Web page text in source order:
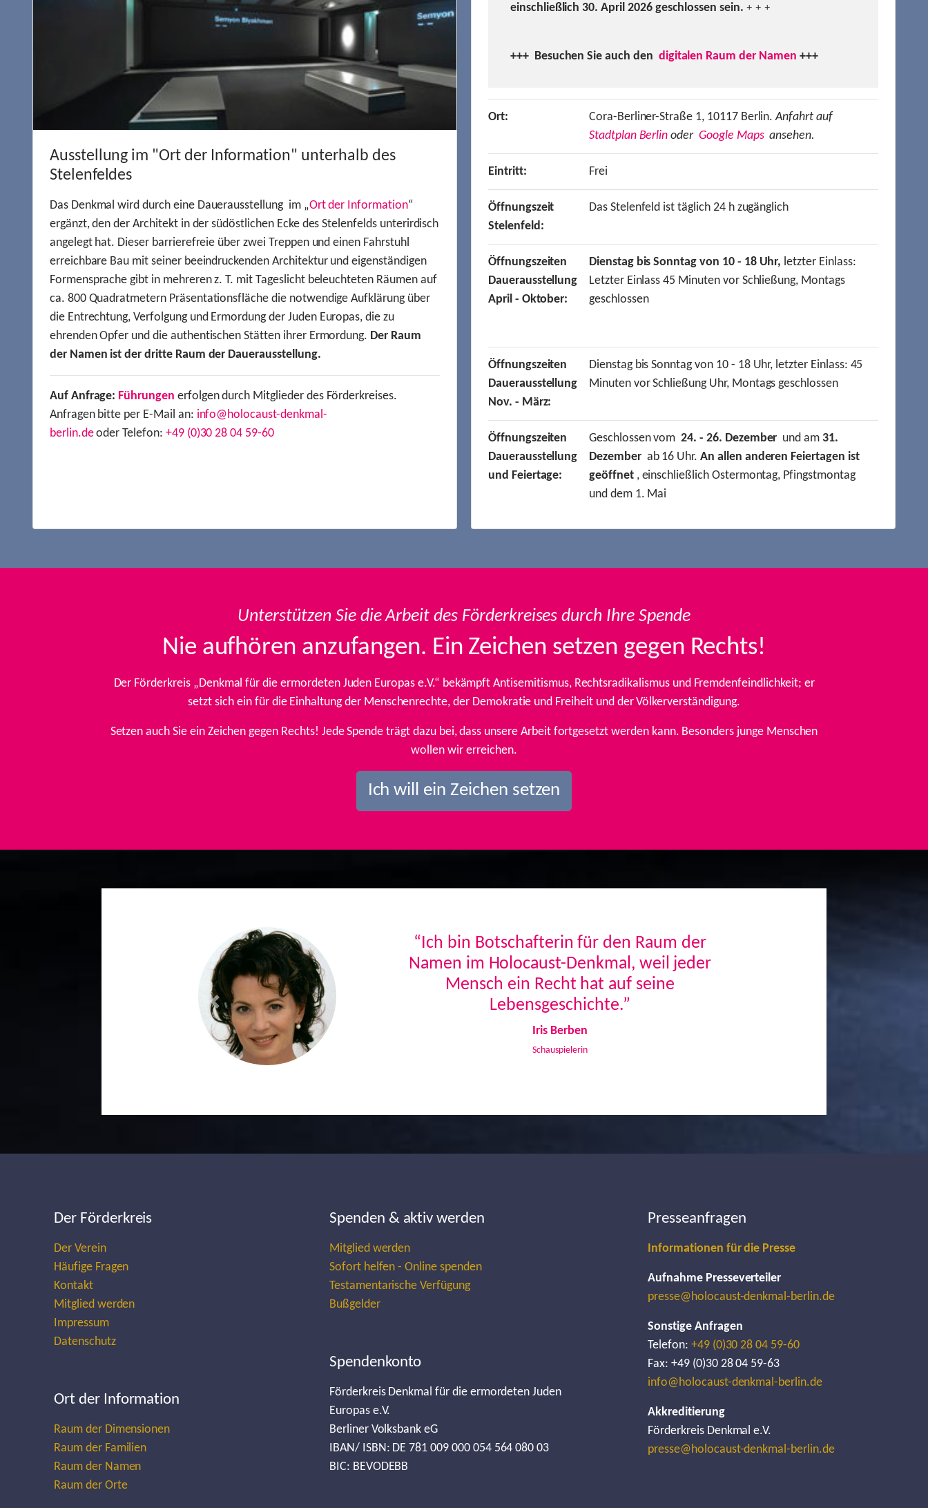
Ausstellung im "Ort der Information" unterhalb des
Stelenfeldes
Das Denkmal wird durch eine Dauerausstellung im „Ort der Information“
ergänzt, den der Architekt in der südöstlichen Ecke des Stelenfelds unterirdisch
angelegt hat. Dieser barrierefreie über zwei Treppen und einen Fahrstuhl
erreichbare Bau mit seiner beeindruckenden Architektur und eigenständigen
Formensprache gibt in mehreren z. T. mit Tageslicht beleuchteten Räumen auf
ca. 800 Quadratmetern Präsentationsfläche die notwendige Aufklärung über
die Entrechtung, Verfolgung und Ermordung der Juden Europas, die zu
ehrenden Opfer und die authentischen Stätten ihrer Ermordung. Der Raum
der Namen ist der dritte Raum der Dauerausstellung.
Auf Anfrage: Führungen erfolgen durch Mitglieder des Förderkreises.
Anfragen bitte per E-Mail an: info@holocaust-denkmal-
berlin.deoder Telefon: +49 (0)30 28 04 59-60
einschließlich 30. April 2026 geschlossen sein. + + +
+++ Besuchen Sie auch den digitalen Raum der Namen +++
Ort: Cora-Berliner-Straße 1, 10117 Berlin.Anfahrt auf
Stadtplan Berlin oder Google Mapsansehen.
Eintritt: Frei
Öffnungszeit
Stelenfeld:
Das Stelenfeld ist täglich 24 h zugänglich
Öffnungszeiten
Dauerausstellung
April - Oktober:
Dienstag bis Sonntag von 10 - 18 Uhr, letzter Einlass:
Letzter Einlass 45 Minuten vor Schließung, Montags
geschlossen
Öffnungszeiten
Dauerausstellung
Nov. - März:
Dienstag bis Sonntag von 10 - 18 Uhr, letzter Einlass: 45
Minuten vor Schließung Uhr, Montags geschlossen
Öffnungszeiten
Dauerausstellung
und Feiertage:
Geschlossen vom24. - 26. Dezember und am31.
Dezemberab 16 Uhr.An allen anderen Feiertagen ist
geöffnet, einschließlich Ostermontag, Pfingstmontag
und dem 1. Mai
Unterstützen Sie die Arbeit des Förderkreises durch Ihre Spende
Nie aufhören anzufangen. Ein Zeichen setzen gegen Rechts!
Der Förderkreis „Denkmal für die ermordeten Juden Europas e.V.“ bekämpft Antisemitismus, Rechtsradikalismus und Fremdenfeindlichkeit; er
setzt sich ein für die Einhaltung der Menschenrechte, der Demokratie und Freiheit und der Völkerverständigung.
Setzen auch Sie ein Zeichen gegen Rechts! Jede Spende trägt dazu bei, dass unsere Arbeit fortgesetzt werden kann. Besonders junge Menschen
wollen wir erreichen.
Ich will ein Zeichen setzen
“Ich bin Botschafterin für den Raum der
Namen im Holocaust-Denkmal, weil jeder
Mensch ein Recht hat auf seine
Lebensgeschichte.”
Iris Berben
Schauspielerin
Previous
Der Förderkreis
Der Verein
Häufige Fragen
Kontakt
Mitglied werden
Impressum
Datenschutz
Ort der Information
Raum der Dimensionen
Raum der Familien
Raum der Namen
Raum der Orte
Spenden & aktiv werden
Mitglied werden
Sofort helfen - Online spenden
Testamentarische Verfügung
Bußgelder
Spendenkonto
Förderkreis Denkmal für die ermordeten Juden
Europas e.V.
Berliner Volksbank eG
IBAN/ ISBN: DE 781 009 000 054 564 080 03
BIC: BEVODEBB
Presseanfragen
Informationen für die Presse
Aufnahme Presseverteiler
presse@holocaust-denkmal-berlin.de
Sonstige Anfragen
Telefon: +49 (0)30 28 04 59-60
Fax: +49 (0)30 28 04 59-63
info@holocaust-denkmal-berlin.de
Akkreditierung
Förderkreis Denkmal e.V.
presse@holocaust-denkmal-berlin.de